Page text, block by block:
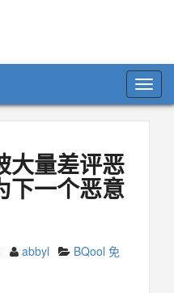
大量差评恶
下一个恶意
abbyl
BQool 免